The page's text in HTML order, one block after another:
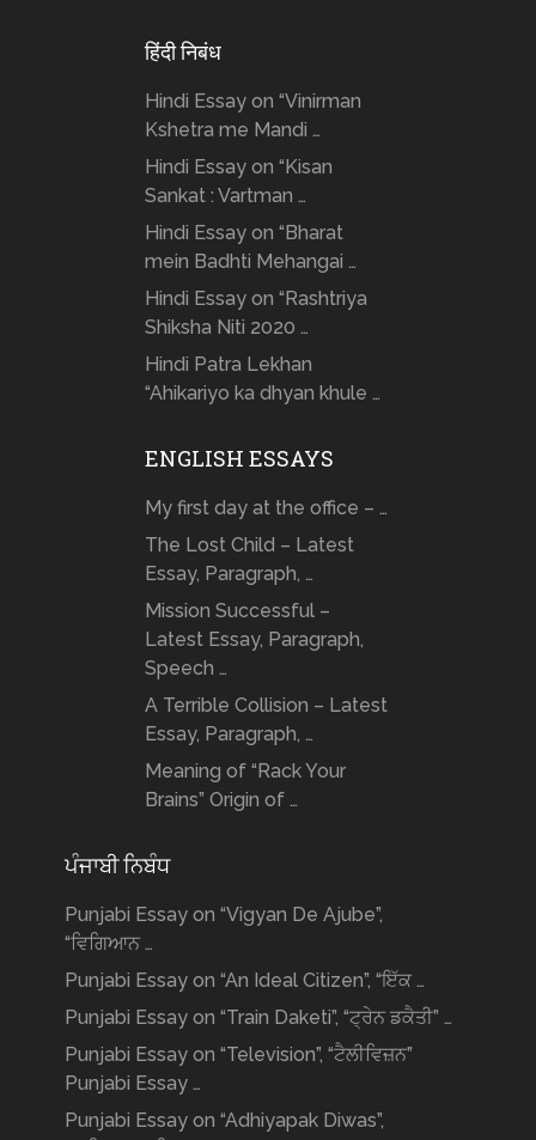
हिंदी निबंध
Hindi Essay on “Vinirman
Kshetra me Mandi …
Hindi Essay on “Kisan
Sankat : Vartman …
Hindi Essay on “Bharat
mein Badhti Mehangai …
Hindi Essay on “Rashtriya
Shiksha Niti 2020 …
Hindi Patra Lekhan
“Ahikariyo ka dhyan khule …
ENGLISH ESSAYS
My first day at the office – …
The Lost Child – Latest
Essay, Paragraph, …
Mission Successful –
Latest Essay, Paragraph,
Speech …
A Terrible Collision – Latest
Essay, Paragraph, …
Meaning of “Rack Your
Brains” Origin of …
ਪੰਜਾਬੀ ਨਿਬੰਧ
Punjabi Essay on “Vigyan De Ajube”,
“ਵਿਗਿਆਨ …
Punjabi Essay on “An Ideal Citizen”, “ਇੱਕ …
Punjabi Essay on “Train Daketi”, “ਟ੍ਰੇਨ ਡਕੈਤੀ” …
Punjabi Essay on “Television”, “ਟੈਲੀਵਿਜ਼ਨ”
Punjabi Essay …
Punjabi Essay on “Adhiyapak Diwas”,